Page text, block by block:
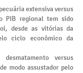
extensiva versus
PIB regional tem sido
desde as vitórias da
ciclo econômico da
versus
modo assustador pelo